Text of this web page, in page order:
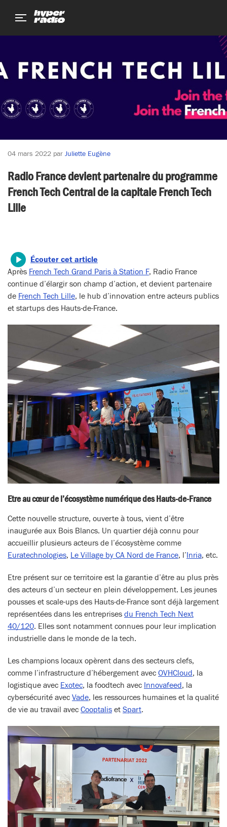
04 mars 2022 par Juliette Eugène
Radio France devient partenaire du programme
French Tech Central de la capitale French Tech
Lille
Écouter cet article
Après French Tech Grand Paris à Station F, Radio France
continue d’élargir son champ d’action, et devient partenaire
de French Tech Lille, le hub d’innovation entre acteurs publics
et startups des Hauts-de-France.
Etre au cœur de l’écosystème numérique des Hauts-de-France
Cette nouvelle structure, ouverte à tous, vient d’être
inaugurée aux Bois Blancs. Un quartier déjà connu pour
accueillir plusieurs acteurs de l’écosystème comme
Euratechnologies, Le Village by CA Nord de France, l’ Inria, etc.
Etre présent sur ce territoire est la garantie d’être au plus près
des acteurs d’un secteur en plein développement. Les jeunes
pousses et scale-ups des Hauts-de-France sont déjà largement
représentées dans les entreprises du French Tech Next
40/120. Elles sont notamment connues pour leur implication
industrielle dans le monde de la tech.
Les champions locaux opèrent dans des secteurs clefs,
comme l’infrastructure d’hébergement avec OVHCloud, la
logistique avec Exotec, la foodtech avec Innovafeed, la
cybersécurité avec Vade, les ressources humaines et la qualité
de vie au travail avec Cooptalis et Spart.